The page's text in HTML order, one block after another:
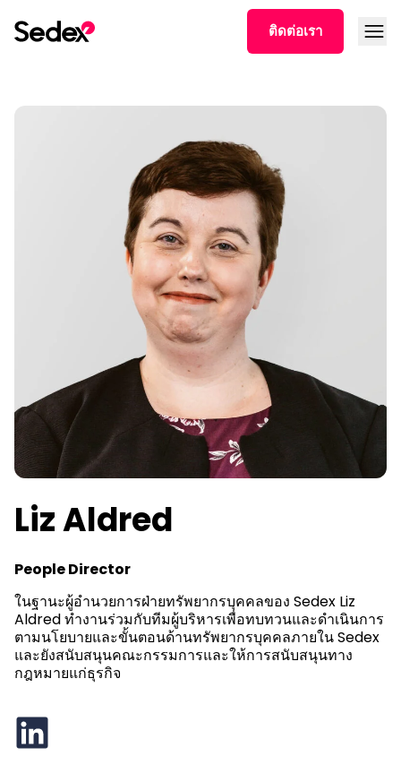
ติดต่อเรา
Liz Aldred
People Director
ในฐานะผู้อํานวยการฝ่ายทรัพยากรบุคคลของ Sedex Liz
Aldred ทํางานร่วมกับทีมผู้บริหารเพื่อทบทวนและดําเนินการ
ตามนโยบายและขั้นตอนด้านทรัพยากรบุคคลภายใน Sedex
และยังสนับสนุนคณะกรรมการและให้การสนับสนุนทาง
กฎหมายแก่ธุรกิจ